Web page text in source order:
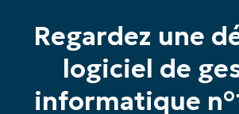
Regardez une
logiciel de
informatique
Phone
number*
Pays